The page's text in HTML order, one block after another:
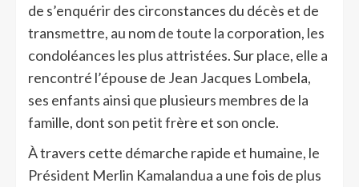
de s’enquérir des circonstances du décès et de
transmettre, au nom de toute la corporation, les
condoléances les plus attristées. Sur place, elle a
rencontré l’épouse de Jean Jacques Lombela,
ses enfants ainsi que plusieurs membres de la
famille, dont son petit frère et son oncle.
À travers cette démarche rapide et humaine, le
Président Merlin Kamalandua a une fois de plus